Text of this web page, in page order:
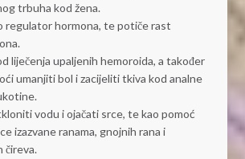
trbuha kod žena.
regulator hormona, te potiče rast
liječenja upaljenih hemoroida, a također
umanjiti bol i zacijeliti tkiva kod analne
vodu i ojačati srce, te kao pomoć
izazvane ranama, gnojnih rana i
čireva.